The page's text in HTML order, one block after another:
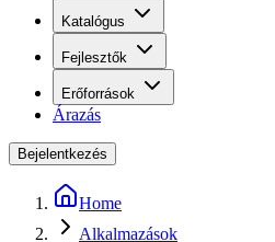
Katalógus
Fejlesztők
Erőforrások
Árazás
Bejelentkezés
Home
Alkalmazások